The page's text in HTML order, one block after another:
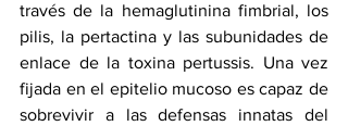
través de la hemaglutinina fimbrial, los
pilis, la pertactina y las subunidades de
enlace de la toxina pertussis. Una vez
fijada en el epitelio mucoso es capaz de
sobrevivir a las defensas innatas del